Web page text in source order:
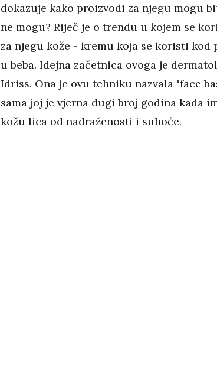
dokazuje kako proizvodi za njegu mogu
ne mogu? Riječ je o trendu u kojem se
za njegu kože - kremu koja se koristi kod
u beba. Idejna začetnica ovoga je
Idriss. Ona je ovu tehniku nazvala "face
sama joj je vjerna dugi broj godina kada
kožu lica od nadraženosti i suhoće.